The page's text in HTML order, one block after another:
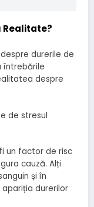
durerile de
întrebările
despre
de stresul
un factor de risc
cauză. Alți
și în
durerilor